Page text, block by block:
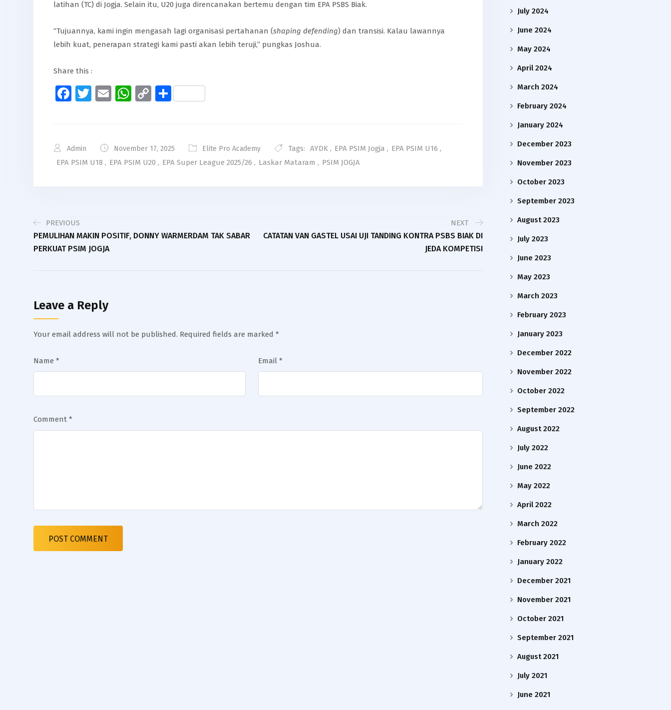
latihan (TC) di Jogja. Selain itu, U20 juga direncanakan bertemu dengan tim EPA PSBS Biak.
“Tujuannya, kami ingin mengasah lagi organisasi pertahanan (shaping defending) dan transisi. Kalau lawannya
lebih kuat, penerapan strategi kami pasti akan lebih teruji,” pungkas Joshua.
Share this :
Facebook
Twitter
EmailWhatsApp
CopyShare
Admin November 17, 2025 Elite Pro Academy Tags: AYDK , EPA PSIM Jogja , EPA PSIM U16 ,
EPA PSIM U18 , EPA PSIM U20 , EPA Super League 2025/26 , Laskar Mataram , PSIM JOGJA
PREVIOUS
PEMULIHAN MAKIN POSITIF, DONNY WARMERDAM TAK SABAR
PERKUAT PSIM JOGJA
NEXT
CATATAN VAN GASTEL USAI UJI TANDING KONTRA PSBS BIAK DI
JEDA KOMPETISI
Leave a Reply
Your email address will not be published. Required fields are marked *
Name * Email *
Comment *
July 2024
June 2024
May 2024
April 2024
March 2024
February 2024
January 2024
December 2023
November 2023
October 2023
September 2023
August 2023
July 2023
June 2023
May 2023
March 2023
February 2023
January 2023
December 2022
November 2022
October 2022
September 2022
August 2022
July 2022
June 2022
May 2022
April 2022
March 2022
February 2022
January 2022
December 2021
November 2021
October 2021
September 2021
August 2021
July 2021
June 2021